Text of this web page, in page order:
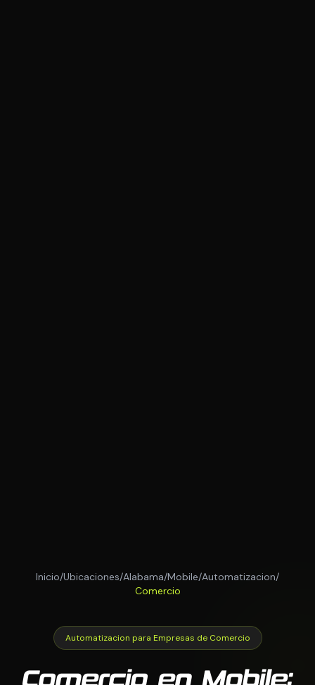
Inicio/Ubicaciones/Alabama/Mobile/Automatizacion/
Comercio
Automatizacion para Empresas de Comercio